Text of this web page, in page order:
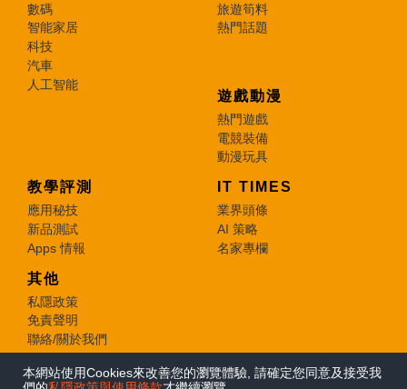
數碼
智能家居
科技
汽車
人工智能
旅遊筍料
熱門話題
遊戲動漫
熱門遊戲
電競裝備
動漫玩具
教學評測
應用秘技
新品測試
Apps 情報
IT TIMES
業界頭條
AI 策略
名家專欄
其他
私隱政策
免責聲明
聯絡/關於我們
© 2026 e-zone. All Rights Reserved.
本網站使用Cookies來改善您的瀏覽體驗, 請確定您同意及接受我